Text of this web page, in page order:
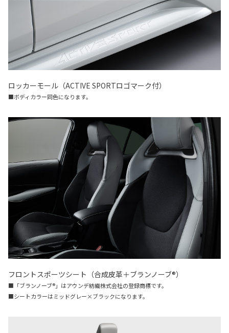
ロッカーモール（ACTIVE SPORTロゴマーク付）
■ボディカラー同色になります。
フロントスポーツシート（合成皮革＋ブランノーブ®）
■「ブランノーブ®」はアウンデ紡織株式会社の登録商標です。
■シートカラーはミッドグレー×ブラックになります。